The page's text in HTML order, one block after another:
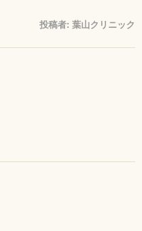
投稿者: 葉山クリニック